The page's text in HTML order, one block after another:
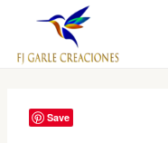
contenido
Save